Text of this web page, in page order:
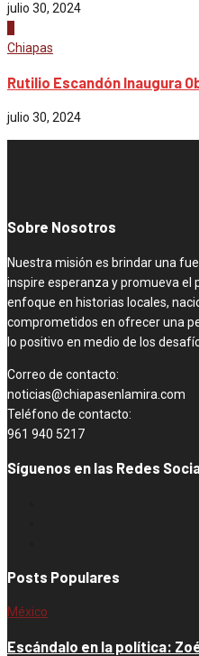
julio 30, 2024
Chiapas
Rutilio Escandón Inaugura
julio 30, 2024
Sobre Nosotros
Nuestra misión es brindar una
inspire esperanza y promueva el
enfoque en historias locales,
comprometidos en ofrecer una
lo positivo en medio de los
Correo de contacto:
noticias@chiapasenlamira.com
Teléfono de contacto:
961 940 5217
Síguenos en las Redes
Posts Populares
México
Escándalo en la política: